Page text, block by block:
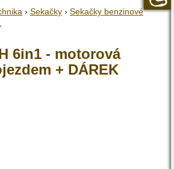
› Sekačky › Sekačky benzinové
6in1 - motorová
+ DÁREK